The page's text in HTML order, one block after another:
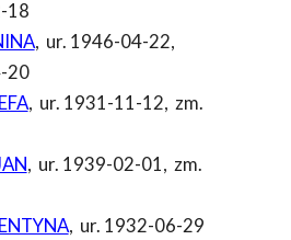
18
, ur. 1946-04-22,
20
, ur. 1931-11-12, zm.
, ur. 1939-02-01, zm.
, ur. 1932-06-29